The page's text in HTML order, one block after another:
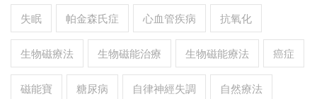
失眠 帕金森氏症 心血管疾病 抗氧化
生物磁療法 生物磁能治療 生物磁能療法 癌症
磁能寶 糖尿病 自律神經失調 自然療法